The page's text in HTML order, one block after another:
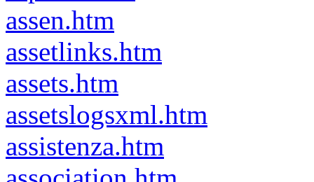
assen.htm
assetlinks.htm
assets.htm
assetslogsxml.htm
assistenza.htm